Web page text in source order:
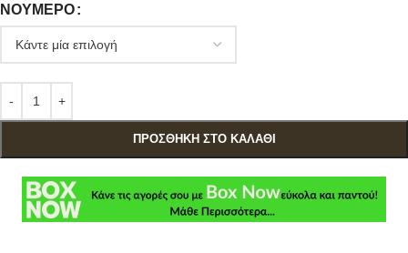
ΝΟΎΜΕΡΟ
ΠΡΟΣΘΉΚΗ ΣΤΟ ΚΑΛΆΘΙ